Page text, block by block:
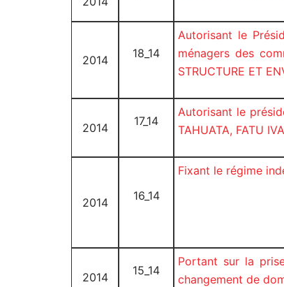
2014 18_14
Autorisant le
ménagers des
STRUCTURE ET
2014 17_14
Autorisant le
TAHUATA, FATU
2014 16_14
Fixant le régime
2014 15_14
Portant sur la
changement de